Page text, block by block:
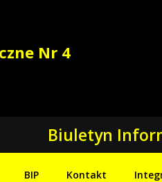
Nr 4
Biuletyn
BIP Kontakt